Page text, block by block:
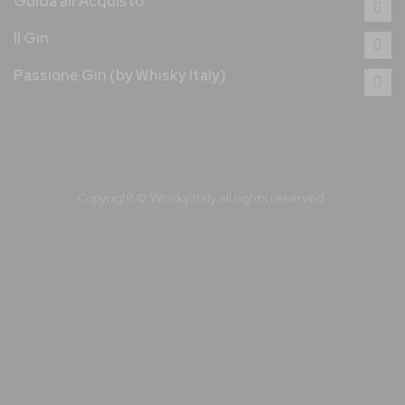
Il Gin
Passione Gin (by Whisky Italy)